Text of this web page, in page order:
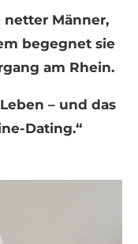
netter Männer,
begegnet sie
am Rhein.
– und das
Dating.“